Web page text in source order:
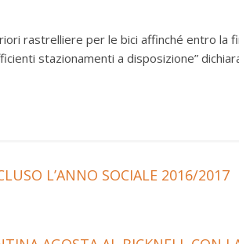
rastrelliere per le bici affinché entro la
stazionamenti a disposizione”
L’ANNO SOCIALE 2016/2017